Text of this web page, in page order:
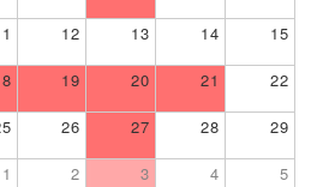
12 13 14 15
19 20 21 22
26 27 28 29
1 2 3 4 5